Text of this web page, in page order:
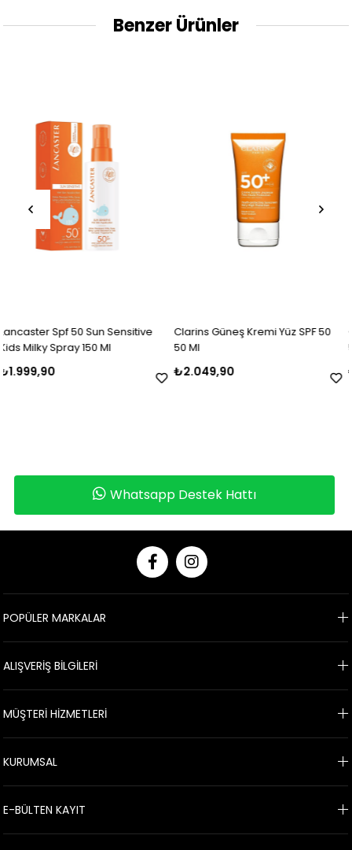
Benzer Ürünler
Sensitive
Ml
Clarins Güneş Kremi Yüz SPF 50
50 Ml
Clarins Güneş
Whatsapp Destek Hattı
POPÜLER MARKALAR
ALIŞVERİŞ BİLGİLERİ
MÜŞTERİ HİZMETLERİ
KURUMSAL
E-BÜLTEN KAYIT